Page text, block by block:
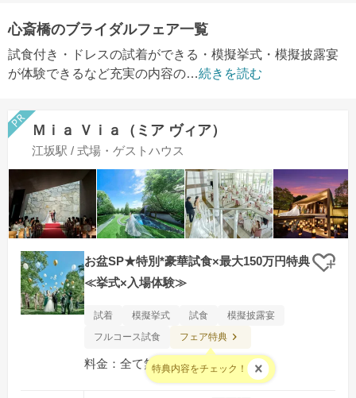
心斎橋のブライダルフェア一覧
試食付き・ドレスの試着ができる・模擬挙式・模擬披露宴
が体験できるなど充実の内容の…続きを読む
Ｍｉａ Ｖｉａ（ミア ヴィア）
江坂駅 / 式場・ゲストハウス
お盆SP★特別*豪華試食×最大150万円特典
≪挙式×入場体験≫
ク
試着 模擬挙式 試食
模擬披露宴
フルコース試食
フェア特典
特典内容をチェック！
料金：全て無料となります